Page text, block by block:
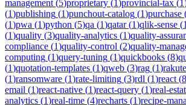
management (5)proprietary (1)provincial-tax (1
(1)publishing (1)punchout-catalog (1)purchase
(1)pwa (1)python (5)qa (1)qatar(1)qlik-sense (1
(1)quality (3)quality-analytics (1)quality-
compliance (1)quality-control (2)quality-
computing (1)query-tuning (1)quickbooks (8)
(1)quotation-templates (1)qweb (3)rag (1)
(1)ransomware (1)rate-limiting (3)rdl (1)react (8
email (1)react-native (1)react-query (1)real-
analytics (1)real-time (4)recharts (1)recipe-